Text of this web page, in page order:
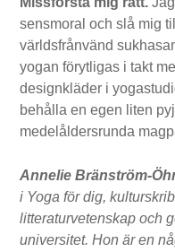
sensmoral och slå mig
världsfrånvänd
yogan förytligas i takt
designkläder i
behålla en egen liten
medelåldersrunda
Annelie Bränström-
i Yoga för dig,
litteraturvetenskap och
universitet. Hon är en